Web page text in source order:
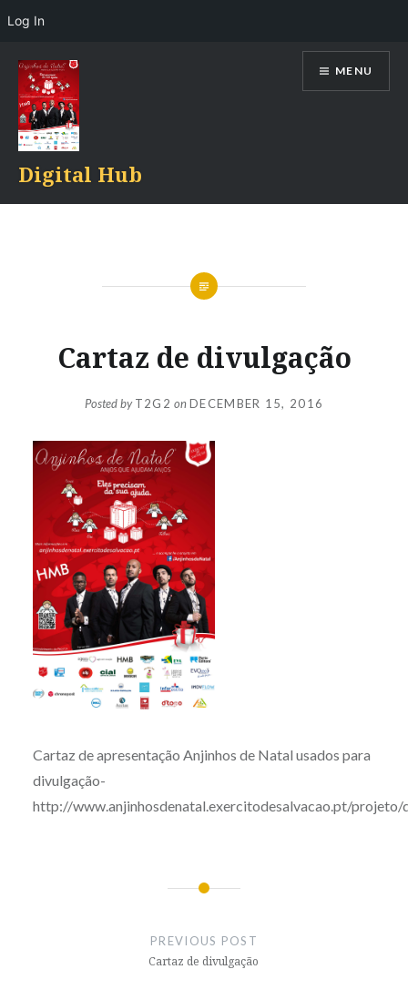
content
Digital Hub
MENU
Cartaz de divulgação
Posted byT2G2 onDECEMBER 15, 2016
Cartaz de apresentação Anjinhos de Natal usados para
divulgação-
http://www.anjinhosdenatal.exercitodesalvacao.pt/projeto/
PREVIOUS POST
Cartaz de divulgação
Log In